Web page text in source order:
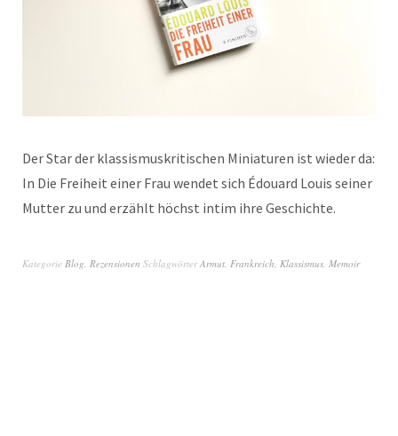
Der Star der klassismuskritischen Miniaturen ist wieder da:
In Die Freiheit einer Frau wendet sich Édouard Louis seiner
Mutter zu und erzählt höchst intim ihre Geschichte.
Kategorie Blog, Rezensionen SchlagwörterArmut, Frankreich, Klassismus, Memoir